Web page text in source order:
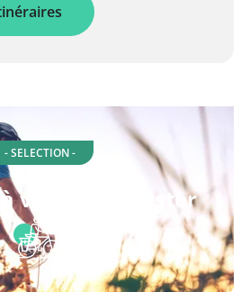
- SELECTION -
vélo à Rochester